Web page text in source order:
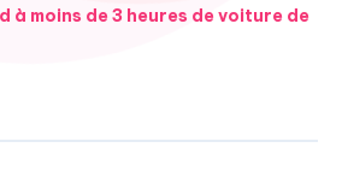
à moins de 3 heures de voiture de